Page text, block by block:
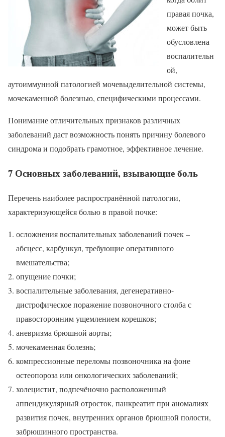
правая почка,
может быть
обусловлена
воспалительн
ой,
аутоиммунной патологией мочевыделительной системы,
мочекаменной болезнью, специфическими процессами.
Понимание отличительных признаков различных
заболеваний даст возможность понять причину болевого
синдрома и подобрать грамотное, эффективное лечение.
7 Основных заболеваний, взывающие боль
Перечень наиболее распространённой патологии,
характеризующейся болью в правой почке:
осложнения воспалительных заболеваний почек –
абсцесс, карбункул, требующие оперативного
вмешательства;
опущение почки;
воспалительные заболевания, дегенеративно-
дистрофическое поражение позвоночного столба с
правосторонним ущемлением корешков;
аневризма брюшной аорты;
мочекаменная болезнь;
компрессионные переломы позвоночника на фоне
остеопороза или онкологических заболеваний;
холецистит, подпечёночно расположенный
аппендикулярный отросток, панкреатит при аномалиях
развития почек, внутренних органов брюшной полости,
забрюшинного пространства.